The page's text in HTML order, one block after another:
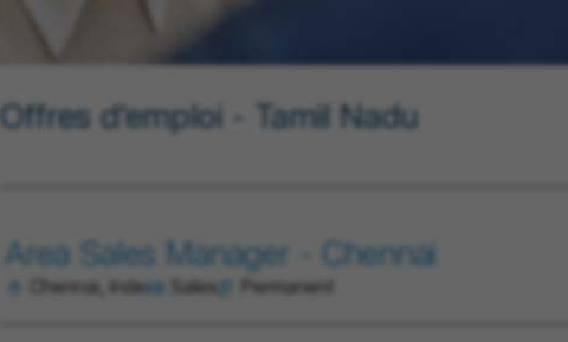
Offres d'emploi - Tamil Nadu
Area Sales Manager - Chennai
Chennai, Inde Sales Permanent